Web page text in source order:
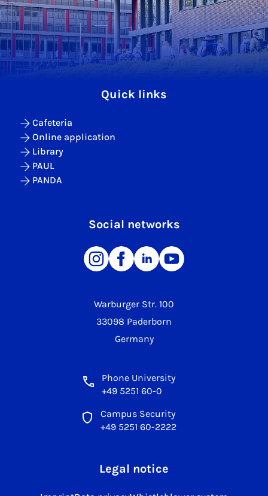
Warburger Str. 100
33098 Paderborn
Germany
Phone University
+49 5251 60-0
Campus Security
+49 5251 60-2222
Quick links
Cafeteria
Online application
Library
PAUL
PANDA
Social networks
Legal notice